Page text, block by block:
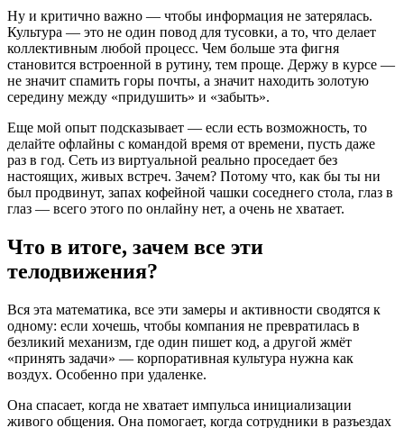
Ну и критично важно — чтобы информация не затерялась.
Культура — это не один повод для тусовки, а то, что делает
коллективным любой процесс. Чем больше эта фигня
становится встроенной в рутину, тем проще. Держу в курсе —
не значит спамить горы почты, а значит находить золотую
середину между «придушить» и «забыть».
Еще мой опыт подсказывает — если есть возможность, то
делайте офлайны с командой время от времени, пусть даже
раз в год. Сеть из виртуальной реально проседает без
настоящих, живых встреч. Зачем? Потому что, как бы ты ни
был продвинут, запах кофейной чашки соседнего стола, глаз в
глаз — всего этого по онлайну нет, а очень не хватает.
Что в итоге, зачем все эти
телодвижения?
Вся эта математика, все эти замеры и активности сводятся к
одному: если хочешь, чтобы компания не превратилась в
безликий механизм, где один пишет код, а другой жмёт
«принять задачи» — корпоративная культура нужна как
воздух. Особенно при удаленке.
Она спасает, когда не хватает импульса инициализации
живого общения. Она помогает, когда сотрудники в разъездах